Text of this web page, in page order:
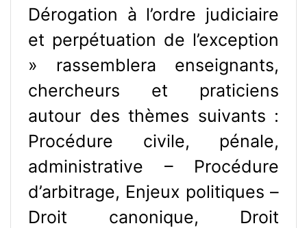
Dérogation à l’ordre judiciaire
et perpétuation de l’exception
» rassemblera enseignants,
chercheurs et praticiens
autour des thèmes suivants :
Procédure civile, pénale,
administrative – Procédure
d’arbitrage, Enjeux politiques –
Droit canonique, Droit